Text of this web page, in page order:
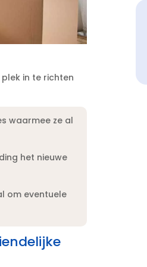
in te richten
waarmee ze al
het nieuwe
om eventuele